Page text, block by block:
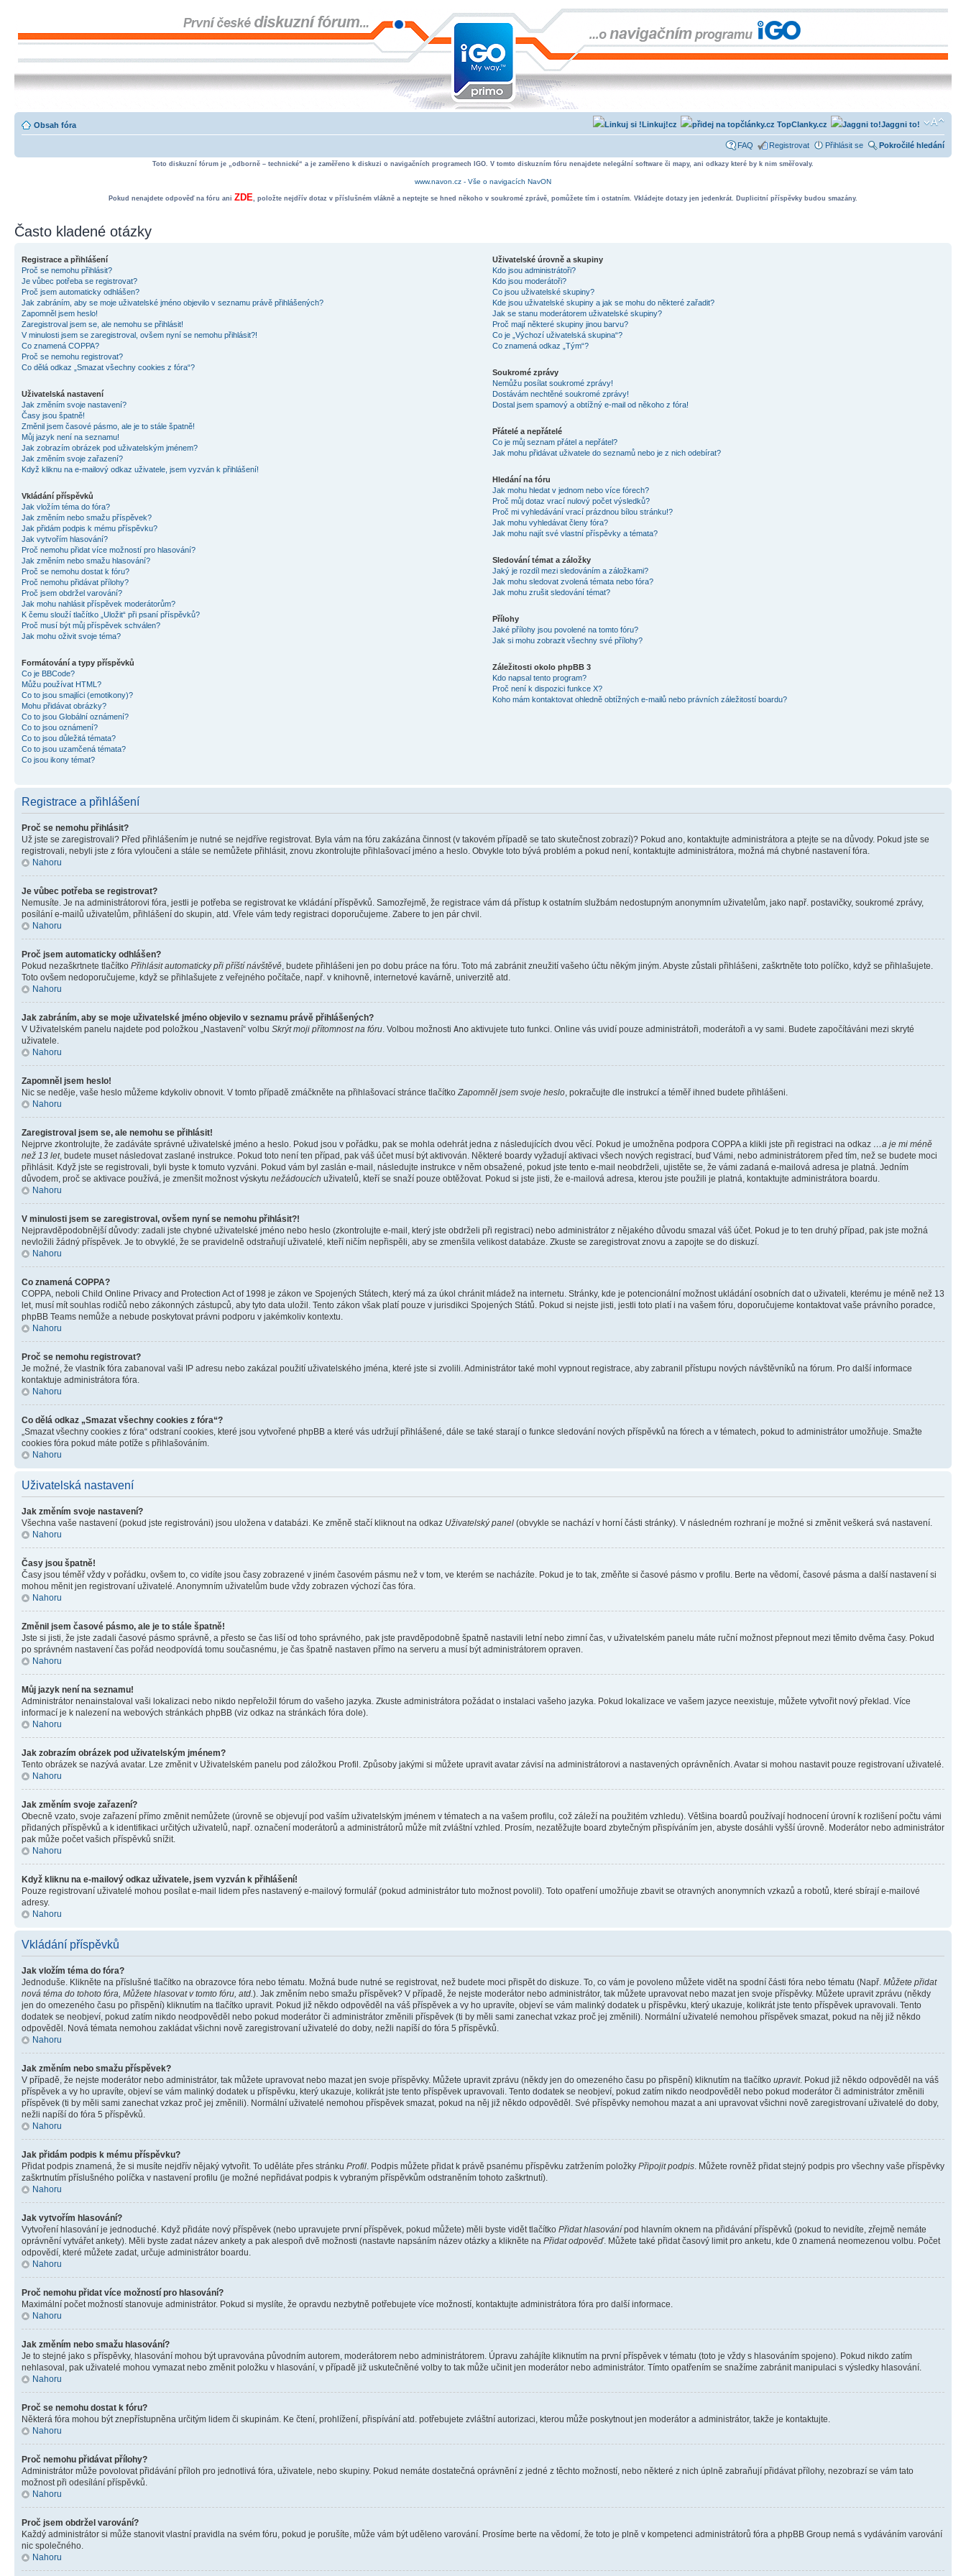
Obsah fóra Jaggni to!
TopClanky.cz
Linkuj!cz
FAQ Registrovat Přihlásit se Pokročilé hledání
Toto diskuzní fórum je „odborně – technické“ a je zaměřeno k diskuzi o navigačních programech IGO. V tomto diskuzním fóru nenajdete nelegální software či mapy, ani odkazy které by k nim směřovaly.
www.navon.cz - Vše o navigacích NavON
Pokud nenajdete odpověď na fóru ani ZDE, položte nejdřív dotaz v příslušném vlákně a neptejte se hned někoho v soukromé zprávě, pomůžete tím i ostatním. Vkládejte dotazy jen jedenkrát. Duplicitní příspěvky budou smazány.
Často kladené otázky
Registrace a přihlášení
Proč se nemohu přihlásit?
Je vůbec potřeba se registrovat?
Proč jsem automaticky odhlášen?
Jak zabráním, aby se moje uživatelské jméno objevilo v seznamu právě přihlášených?
Zapomněl jsem heslo!
Zaregistroval jsem se, ale nemohu se přihlásit!
V minulosti jsem se zaregistroval, ovšem nyní se nemohu přihlásit?!
Co znamená COPPA?
Proč se nemohu registrovat?
Co dělá odkaz „Smazat všechny cookies z fóra“?
Uživatelská nastavení
Jak změním svoje nastavení?
Časy jsou špatně!
Změnil jsem časové pásmo, ale je to stále špatně!
Můj jazyk není na seznamu!
Jak zobrazím obrázek pod uživatelským jménem?
Jak změním svoje zařazení?
Když kliknu na e-mailový odkaz uživatele, jsem vyzván k přihlášení!
Vkládání příspěvků
Jak vložím téma do fóra?
Jak změním nebo smažu příspěvek?
Jak přidám podpis k mému příspěvku?
Jak vytvořím hlasování?
Proč nemohu přidat více možností pro hlasování?
Jak změním nebo smažu hlasování?
Proč se nemohu dostat k fóru?
Proč nemohu přidávat přílohy?
Proč jsem obdržel varování?
Jak mohu nahlásit příspěvek moderátorům?
K čemu slouží tlačítko „Uložit“ při psaní příspěvků?
Proč musí být můj příspěvek schválen?
Jak mohu oživit svoje téma?
Formátování a typy příspěvků
Co je BBCode?
Můžu používat HTML?
Co to jsou smajlíci (emotikony)?
Mohu přidávat obrázky?
Co to jsou Globální oznámení?
Co to jsou oznámení?
Co to jsou důležitá témata?
Co to jsou uzamčená témata?
Co jsou ikony témat?
Uživatelské úrovně a skupiny
Kdo jsou administrátoři?
Kdo jsou moderátoři?
Co jsou uživatelské skupiny?
Kde jsou uživatelské skupiny a jak se mohu do některé zařadit?
Jak se stanu moderátorem uživatelské skupiny?
Proč mají některé skupiny jinou barvu?
Co je „Výchozí uživatelská skupina“?
Co znamená odkaz „Tým“?
Soukromé zprávy
Nemůžu posílat soukromé zprávy!
Dostávám nechtěné soukromé zprávy!
Dostal jsem spamový a obtížný e-mail od někoho z fóra!
Přátelé a nepřátelé
Co je můj seznam přátel a nepřátel?
Jak mohu přidávat uživatele do seznamů nebo je z nich odebírat?
Hledání na fóru
Jak mohu hledat v jednom nebo více fórech?
Proč můj dotaz vrací nulový počet výsledků?
Proč mi vyhledávání vrací prázdnou bílou stránku!?
Jak mohu vyhledávat členy fóra?
Jak mohu najít své vlastní příspěvky a témata?
Sledování témat a záložky
Jaký je rozdíl mezi sledováním a záložkami?
Jak mohu sledovat zvolená témata nebo fóra?
Jak mohu zrušit sledování témat?
Přílohy
Jaké přílohy jsou povolené na tomto fóru?
Jak si mohu zobrazit všechny své přílohy?
Záležitosti okolo phpBB 3
Kdo napsal tento program?
Proč není k dispozici funkce X?
Koho mám kontaktovat ohledně obtížných e-mailů nebo právních záležitostí boardu?
Registrace a přihlášení
Proč se nemohu přihlásit?
Už jste se zaregistrovali? Před přihlášením je nutné se nejdříve registrovat. Byla vám na fóru zakázána činnost (v takovém případě se tato skutečnost zobrazí)? Pokud ano, kontaktujte administrátora a ptejte se na důvody. Pokud jste se
registrovali, nebyli jste z fóra vyloučeni a stále se nemůžete přihlásit, znovu zkontrolujte přihlašovací jméno a heslo. Obvykle toto bývá problém a pokud není, kontaktujte administrátora, možná má chybné nastavení fóra.
Nahoru
Je vůbec potřeba se registrovat?
Nemusíte. Je na administrátorovi fóra, jestli je potřeba se registrovat ke vkládání příspěvků. Samozřejmě, že registrace vám dá přístup k ostatním službám nedostupným anonymním uživatelům, jako např. postavičky, soukromé zprávy,
posílání e-mailů uživatelům, přihlášení do skupin, atd. Vřele vám tedy registraci doporučujeme. Zabere to jen pár chvil.
Nahoru
Proč jsem automaticky odhlášen?
Pokud nezaškrtnete tlačítko Přihlásit automaticky při příští návštěvě, budete přihlášeni jen po dobu práce na fóru. Toto má zabránit zneužití vašeho účtu někým jiným. Abyste zůstali přihlášeni, zaškrtněte toto políčko, když se přihlašujete.
Toto ovšem nedoporučujeme, když se přihlašujete z veřejného počítače, např. v knihovně, internetové kavárně, univerzitě atd.
Nahoru
Jak zabráním, aby se moje uživatelské jméno objevilo v seznamu právě přihlášených?
V Uživatelském panelu najdete pod položkou „Nastavení“ volbu Skrýt moji přítomnost na fóru. Volbou možnosti Ano aktivujete tuto funkci. Online vás uvidí pouze administrátoři, moderátoři a vy sami. Budete započítáváni mezi skryté
uživatele.
Nahoru
Zapomněl jsem heslo!
Nic se neděje, vaše heslo můžeme kdykoliv obnovit. V tomto případě zmáčkněte na přihlašovací stránce tlačítkoZapomněl jsem svoje heslo, pokračujte dle instrukcí a téměř ihned budete přihlášeni.
Nahoru
Zaregistroval jsem se, ale nemohu se přihlásit!
Nejprve zkontrolujte, že zadáváte správné uživatelské jméno a heslo. Pokud jsou v pořádku, pak se mohla odehrát jedna z následujících dvou věcí. Pokud je umožněna podpora COPPA a klikli jste při registraci na odkaz …a je mi méně
než 13 let, budete muset následovat zaslané instrukce. Pokud toto není ten případ, pak váš účet musí být aktivován. Některé boardy vyžadují aktivaci všech nových registrací, buď Vámi, nebo administrátorem před tím, než se budete moci
přihlásit. Když jste se registrovali, byli byste k tomuto vyzváni. Pokud vám byl zaslán e-mail, následujte instrukce v něm obsažené, pokud jste tento e-mail neobdrželi, ujistěte se, že vámi zadaná e-mailová adresa je platná. Jedním
důvodem, proč se aktivace používá, je zmenšit možnost výskytu nežádoucích uživatelů, kteří se snaží pouze obtěžovat. Pokud si jste jisti, že e-mailová adresa, kterou jste použili je platná, kontaktujte administrátora boardu.
Nahoru
V minulosti jsem se zaregistroval, ovšem nyní se nemohu přihlásit?!
Nejpravděpodobnější důvody: zadali jste chybné uživatelské jméno nebo heslo (zkontrolujte e-mail, který jste obdrželi při registraci) nebo administrátor z nějakého důvodu smazal váš účet. Pokud je to ten druhý případ, pak jste možná
nevložili žádný příspěvek. Je to obvyklé, že se pravidelně odstraňují uživatelé, kteří ničím nepřispěli, aby se zmenšila velikost databáze. Zkuste se zaregistrovat znovu a zapojte se do diskuzí.
Nahoru
Co znamená COPPA?
COPPA, neboli Child Online Privacy and Protection Act of 1998 je zákon ve Spojených Státech, který má za úkol chránit mládež na internetu. Stránky, kde je potencionální možnost ukládání osobních dat o uživateli, kterému je méně než 13
let, musí mít souhlas rodičů nebo zákonných zástupců, aby tyto data uložil. Tento zákon však platí pouze v jurisdikci Spojených Států. Pokud si nejste jisti, jestli toto platí i na vašem fóru, doporučujeme kontaktovat vaše právního poradce,
phpBB Teams nemůže a nebude poskytovat právni podporu v jakémkoliv kontextu.
Nahoru
Proč se nemohu registrovat?
Je možné, že vlastník fóra zabanoval vaši IP adresu nebo zakázal použití uživatelského jména, které jste si zvolili. Administrátor také mohl vypnout registrace, aby zabranil přístupu nových návštěvníků na fórum. Pro další informace
kontaktuje administrátora fóra.
Nahoru
Co dělá odkaz „Smazat všechny cookies z fóra“?
„Smazat všechny cookies z fóra“ odstraní cookies, které jsou vytvořené phpBB a které vás udržují přihlášené, dále se také starají o funkce sledování nových příspěvků na fórech a v tématech, pokud to administrátor umožňuje. Smažte
cookies fóra pokud máte potíže s přihlašováním.
Nahoru
Uživatelská nastavení
Jak změním svoje nastavení?
Všechna vaše nastavení (pokud jste registrováni) jsou uložena v databázi. Ke změně stačí kliknout na odkaz Uživatelský panel (obvykle se nachází v horní části stránky). V následném rozhraní je možné si změnit veškerá svá nastavení.
Nahoru
Časy jsou špatně!
Časy jsou téměř vždy v pořádku, ovšem to, co vidíte jsou časy zobrazené v jiném časovém pásmu než v tom, ve kterém se nacházíte. Pokud je to tak, změňte si časové pásmo v profilu. Berte na vědomí, časové pásma a další nastavení si
mohou měnit jen registrovaní uživatelé. Anonymním uživatelům bude vždy zobrazen výchozí čas fóra.
Nahoru
Změnil jsem časové pásmo, ale je to stále špatně!
Jste si jisti, že jste zadali časové pásmo správně, a přesto se čas liší od toho správného, pak jste pravděpodobně špatně nastavili letní nebo zimní čas, v uživatelském panelu máte ruční možnost přepnout mezi těmito dvěma časy. Pokud
po správném nastavení čas pořád neodpovídá tomu současnému, je čas špatně nastaven přímo na serveru a musí být administrátorem opraven.
Nahoru
Můj jazyk není na seznamu!
Administrátor nenainstaloval vaši lokalizaci nebo nikdo nepřeložil fórum do vašeho jazyka. Zkuste administrátora požádat o instalaci vašeho jazyka. Pokud lokalizace ve vašem jazyce neexistuje, můžete vytvořit nový překlad. Více
informací je k nalezení na webových stránkách phpBB (viz odkaz na stránkách fóra dole).
Nahoru
Jak zobrazím obrázek pod uživatelským jménem?
Tento obrázek se nazývá avatar. Lze změnit v Uživatelském panelu pod záložkou Profil. Způsoby jakými si můžete upravit avatar závisí na administrátorovi a nastavených oprávněních. Avatar si mohou nastavit pouze registrovaní uživatelé.
Nahoru
Jak změním svoje zařazení?
Obecně vzato, svoje zařazení přímo změnit nemůžete (úrovně se objevují pod vaším uživatelským jménem v tématech a na vašem profilu, což záleží na použitém vzhledu). Většina boardů používají hodnocení úrovní k rozlišení počtu vámi
přidaných příspěvků a k identifikaci určitých uživatelů, např. označení moderátorů a administrátorů může mít zvláštní vzhled. Prosím, nezatěžujte board zbytečným přispíváním jen, abyste dosáhli vyšší úrovně. Moderátor nebo administrátor
pak může počet vašich příspěvků snížit.
Nahoru
Když kliknu na e-mailový odkaz uživatele, jsem vyzván k přihlášení!
Pouze registrovaní uživatelé mohou posílat e-mail lidem přes nastavený e-mailový formulář (pokud administrátor tuto možnost povolil). Toto opatření umožňuje zbavit se otravných anonymních vzkazů a robotů, které sbírají e-mailové
adresy.
Nahoru
Vkládání příspěvků
Jak vložím téma do fóra?
Jednoduše. Klikněte na příslušné tlačítko na obrazovce fóra nebo tématu. Možná bude nutné se registrovat, než budete moci přispět do diskuze. To, co vám je povoleno můžete vidět na spodní části fóra nebo tématu (Např. Můžete přidat
nová téma do tohoto fóra, Můžete hlasovat v tomto fóru, atd.). Jak změním nebo smažu příspěvek? V případě, že nejste moderátor nebo administrátor, tak můžete upravovat nebo mazat jen svoje příspěvky. Můžete upravit zprávu (někdy
jen do omezeného času po přispění) kliknutím na tlačítko upravit. Pokud již někdo odpověděl na váš příspěvek a vy ho upravíte, objeví se vám malinký dodatek u příspěvku, který ukazuje, kolikrát jste tento příspěvek upravovali. Tento
dodatek se neobjeví, pokud zatím nikdo neodpověděl nebo pokud moderátor či administrátor změnili příspěvek (ti by měli sami zanechat vzkaz proč jej změnili). Normální uživatelé nemohou příspěvek smazat, pokud na něj již někdo
odpověděl. Nová témata nemohou zakládat všichni nově zaregistrovaní uživatelé do doby, nežli napíší do fóra 5 příspěvků.
Nahoru
Jak změním nebo smažu příspěvek?
V případě, že nejste moderátor nebo administrátor, tak můžete upravovat nebo mazat jen svoje příspěvky. Můžete upravit zprávu (někdy jen do omezeného času po přispění) kliknutím na tlačítko upravit. Pokud již někdo odpověděl na váš
příspěvek a vy ho upravíte, objeví se vám malinký dodatek u příspěvku, který ukazuje, kolikrát jste tento příspěvek upravovali. Tento dodatek se neobjeví, pokud zatím nikdo neodpověděl nebo pokud moderátor či administrátor změnili
příspěvek (ti by měli sami zanechat vzkaz proč jej změnili). Normální uživatelé nemohou příspěvek smazat, pokud na něj již někdo odpověděl. Své příspěvky nemohou mazat a ani upravovat všichni nově zaregistrovaní uživatelé do doby,
nežli napíší do fóra 5 příspěvků.
Nahoru
Jak přidám podpis k mému příspěvku?
Přidat podpis znamená, že si musíte nejdřív nějaký vytvořit. To uděláte přes stránku Profil. Podpis můžete přidat k právě psanému příspěvku zatržením položky Připojit podpis. Můžete rovněž přidat stejný podpis pro všechny vaše příspěvky
zaškrtnutím příslušného políčka v nastavení profilu (je možné nepřidávat podpis k vybraným příspěvkům odstraněním tohoto zaškrtnutí).
Nahoru
Jak vytvořím hlasování?
Vytvoření hlasování je jednoduché. Když přidáte nový příspěvek (nebo upravujete první příspěvek, pokud můžete) měli byste vidět tlačítko Přidat hlasování pod hlavním oknem na přidávání příspěvků (pokud to nevidíte, zřejmě nemáte
oprávnění vytvářet ankety). Měli byste zadat název ankety a pak alespoň dvě možnosti (nastavte napsáním název otázky a klikněte na Přidat odpověď. Můžete také přidat časový limit pro anketu, kde 0 znamená neomezenou volbu. Počet
odpovědí, které můžete zadat, určuje administrátor boardu.
Nahoru
Proč nemohu přidat více možností pro hlasování?
Maximální počet možností stanovuje administrátor. Pokud si myslíte, že opravdu nezbytně potřebujete více možností, kontaktujte administrátora fóra pro další informace.
Nahoru
Jak změním nebo smažu hlasování?
Je to stejné jako s příspěvky, hlasování mohou být upravována původním autorem, moderátorem nebo administrátorem. Úpravu zahájíte kliknutím na první příspěvek v tématu (toto je vždy s hlasováním spojeno). Pokud nikdo zatím
nehlasoval, pak uživatelé mohou vymazat nebo změnit položku v hlasování, v případě již uskutečněné volby to tak může učinit jen moderátor nebo administrátor. Tímto opatřením se snažíme zabránit manipulaci s výsledky hlasování.
Nahoru
Proč se nemohu dostat k fóru?
Některá fóra mohou být znepřístupněna určitým lidem či skupinám. Ke čtení, prohlížení, přispívání atd. potřebujete zvláštní autorizaci, kterou může poskytnout jen moderátor a administrátor, takže je kontaktujte.
Nahoru
Proč nemohu přidávat přílohy?
Administrátor může povolovat přidávání příloh pro jednotlivá fóra, uživatele, nebo skupiny. Pokud nemáte dostatečná oprávnění z jedné z těchto možností, nebo některé z nich úplně zabraňují přidávat přílohy, nezobrazí se vám tato
možnost při odesílání příspěvků.
Nahoru
Proč jsem obdržel varování?
Každý administrátor si může stanovit vlastní pravidla na svém fóru, pokud je porušíte, může vám být uděleno varování. Prosíme berte na vědomí, že toto je plně v kompetenci administrátorů fóra a phpBB Group nemá s vydáváním varování
nic společného.
Nahoru